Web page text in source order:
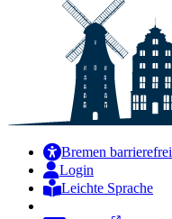
Bremen barrierefrei
Login
Leichte Sprache